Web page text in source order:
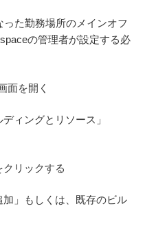
た勤務場所のメインオフ
の管理者が設定する必
面を開く
ィングとリソース」
リックする
」もしくは、既存のビル